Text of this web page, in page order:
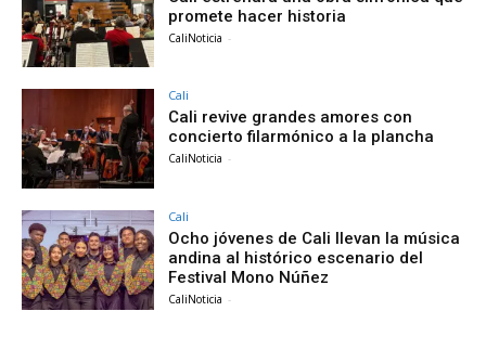
promete hacer historia
CaliNoticia -
Cali
Cali revive grandes amores con
concierto filarmónico a la plancha
CaliNoticia -
Cali
Ocho jóvenes de Cali llevan la música
andina al histórico escenario del
Festival Mono Núñez
CaliNoticia -